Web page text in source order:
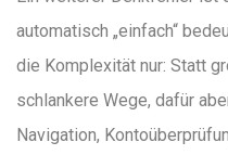
automatisch „einfach“
die Komplexität nur: Statt
schlankere Wege, dafür
Navigation,